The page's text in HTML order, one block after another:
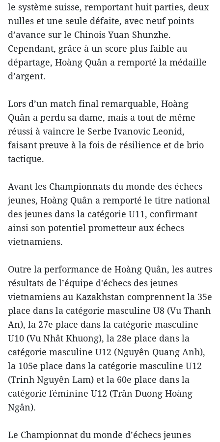
le système suisse, remportant huit parties, deux
nulles et une seule défaite, avec neuf points
d’avance sur le Chinois Yuan Shunzhe.
Cependant, grâce à un score plus faible au
départage, Hoàng Quân a remporté la médaille
d’argent.
Lors d’un match final remarquable, Hoàng
Quân a perdu sa dame, mais a tout de même
réussi à vaincre le Serbe Ivanovic Leonid,
faisant preuve à la fois de résilience et de brio
tactique.
Avant les Championnats du monde des échecs
jeunes, Hoàng Quân a remporté le titre national
des jeunes dans la catégorie U11, confirmant
ainsi son potentiel prometteur aux échecs
vietnamiens.
Outre la performance de Hoàng Quân, les autres
résultats de l’équipe d'échecs des jeunes
vietnamiens au Kazakhstan comprennent la 35e
place dans la catégorie masculine U8 (Vu Thanh
An), la 27e place dans la catégorie masculine
U10 (Vu Nhât Khuong), la 28e place dans la
catégorie masculine U12 (Nguyên Quang Anh),
la 105e place dans la catégorie masculine U12
(Trinh Nguyên Lam) et la 60e place dans la
catégorie féminine U12 (Trân Duong Hoàng
Ngân).
Le Championnat du monde d’échecs jeunes